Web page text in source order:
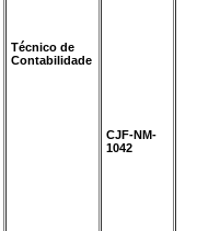
Técnico de
Contabilidade
CJF-NM-
1042